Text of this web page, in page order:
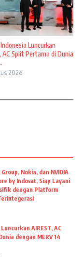
Luncurkan
AC Split Pertama di Dunia
2026
Nokia, dan NVIDIA
by Indosat, Siap Layani
dengan Platform
AIREST, AC
dengan MERV 14